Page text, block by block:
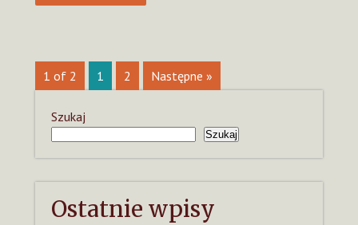
1 of 2 1 2 Następne »
Szukaj
Szukaj
Ostatnie wpisy